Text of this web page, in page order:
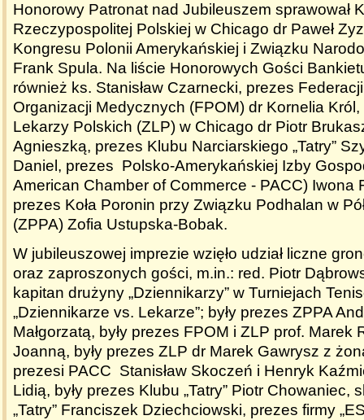
Honorowy Patronat nad Jubileuszem sprawował
Rzeczypospolitej Polskiej w Chicago dr Paweł
Kongresu Polonii Amerykańskiej i Związku
Frank Spula. Na liście Honorowych Gości
również ks. Stanisław Czarnecki, prezes
Organizacji Medycznych (FPOM) dr Kornelia
Lekarzy Polskich (ZLP) w Chicago dr Piotr
Agnieszką, prezes Klubu Narciarskiego „Tatry”
Daniel, prezes Polsko-Amerykańskiej Izby
American Chamber of Commerce - PACC) Iwona
prezes Koła Poronin przy Związku Podhalan w
(ZPPA) Zofia Ustupska-Bobak.
W jubileuszowej imprezie wzięło udział liczne
oraz zaproszonych gości, m.in.: red. Piotr
kapitan drużyny „Dziennikarzy” w Turniejach
„Dziennikarze vs. Lekarze”; były prezes ZPPA
Małgorzatą, były prezes FPOM i ZLP prof. Marek
Joanną, były prezes ZLP dr Marek Gawrysz z
prezesi PACC Stanisław Skoczeń i Henryk
Lidią, były prezes Klubu „Tatry” Piotr Chowaniec,
„Tatry” Franciszek Dziechciowski, prezes firmy